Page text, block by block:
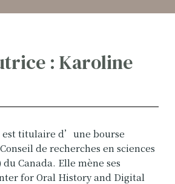
: Karoline
est titulaire d’une bourse
de recherches en sciences
Canada. Elle mène ses
for Oral History and Digital